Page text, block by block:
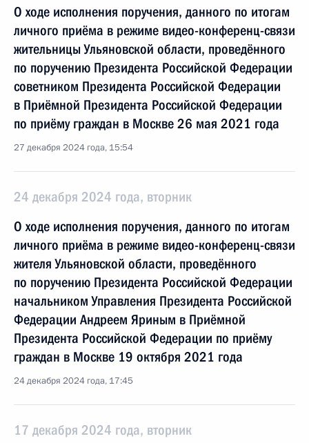
О ходе исполнения поручения, данного по итогам
личного приёма в режиме видео-конференц-связи
жительницы Ульяновской области, проведённого
по поручению Президента Российской Федерации
советником Президента Российской Федерации
в Приёмной Президента Российской Федерации
по приёму граждан в Москве 26 мая 2021 года
27 декабря 2024 года, 15:54
24 декабря 2024 года, вторник
О ходе исполнения поручения, данного по итогам
личного приёма в режиме видео-конференц-связи
жителя Ульяновской области, проведённого
по поручению Президента Российской Федерации
начальником Управления Президента Российской
Федерации Андреем Яриным в Приёмной
Президента Российской Федерации по приёму
граждан в Москве 19 октября 2021 года
24 декабря 2024 года, 17:45
17 декабря 2024 года, вторник